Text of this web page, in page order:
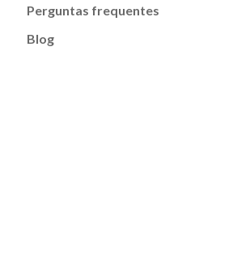
Perguntas frequentes
Blog